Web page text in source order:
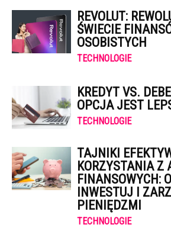
REVOLUT:
ŚWIECIE
OSOBISTYCH
TECHNOLOGIE
KREDYT VS.
OPCJA JEST
TECHNOLOGIE
TAJNIKI
KORZYSTANIA Z
FINANSOWYCH:
INWESTUJ I
PIENIĘDZMI
TECHNOLOGIE